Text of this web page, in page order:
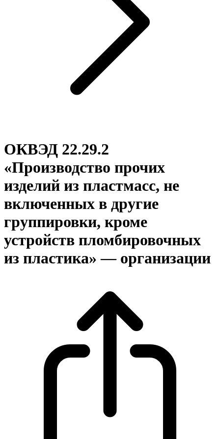
ОКВЭД 22.29.2
«Производство прочих
изделий из пластмасс, не
включенных в другие
группировки, кроме
устройств пломбировочных
из пластика» — организации